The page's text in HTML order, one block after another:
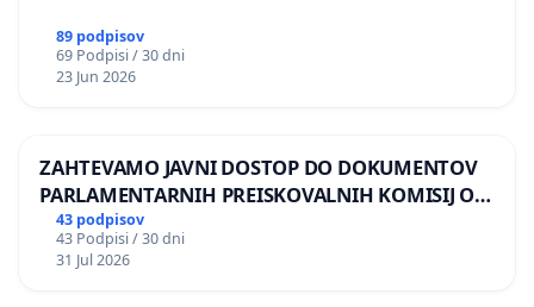
89 podpisov
69 Podpisi / 30 dni
23 Jun 2026
ZAHTEVAMO JAVNI DOSTOP DO DOKUMENTOV
PARLAMENTARNIH PREISKOVALNIH KOMISIJ O
ILEGALNI TRGOVINI Z OROŽJEM
43 podpisov
43 Podpisi / 30 dni
31 Jul 2026